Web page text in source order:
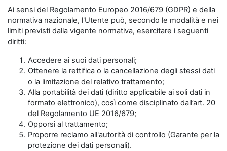
Ai sensi del Regolamento Europeo 2016/679 (GDPR) e della
normativa nazionale, l'Utente può, secondo le modalità e nei
limiti previsti dalla vigente normativa, esercitare i seguenti
diritti:
Accedere ai suoi dati personali;
Ottenere la rettifica o la cancellazione degli stessi dati
o la limitazione del relativo trattamento;
Alla portabilità dei dati (diritto applicabile ai soli dati in
formato elettronico), così come disciplinato dall’art. 20
del Regolamento UE 2016/679;
Opporsi al trattamento;
Proporre reclamo all'autorità di controllo (Garante per la
protezione dei dati personali).